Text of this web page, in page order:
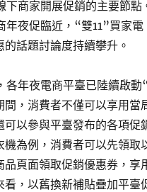
下商家開展促銷的主要節點
年夜促臨近，“雙11”買家
話題討論度持續攀升。
各年夜電商平臺已陸續啟動
間，消費者不僅可以享用當
可以參與平臺發布的各項促
機為例，消費者可以先領取
品頁面領取促銷優惠券，享
看，以舊換新補貼疊加平臺